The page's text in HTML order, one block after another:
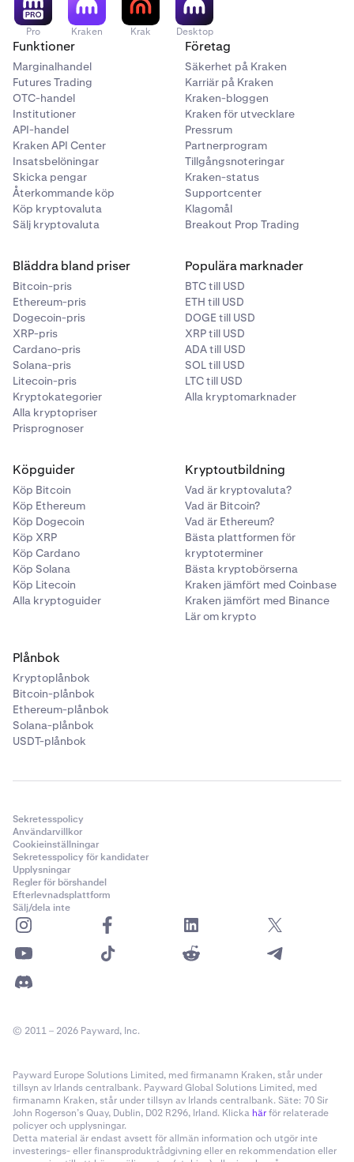
Pro Kraken Krak Desktop
Funktioner
Marginalhandel
Futures Trading
OTC-handel
Institutioner
API-handel
Kraken API Center
Insatsbelöningar
Skicka pengar
Återkommande köp
Köp kryptovaluta
Sälj kryptovaluta
Företag
Säkerhet på Kraken
Karriär på Kraken
Kraken-bloggen
Kraken för utvecklare
Pressrum
Partnerprogram
Tillgångsnoteringar
Kraken-status
Supportcenter
Klagomål
Breakout Prop Trading
Bläddra bland priser
Bitcoin-pris
Ethereum-pris
Dogecoin-pris
XRP-pris
Cardano-pris
Solana-pris
Litecoin-pris
Kryptokategorier
Alla kryptopriser
Prisprognoser
Populära marknader
BTC till USD
ETH till USD
DOGE till USD
XRP till USD
ADA till USD
SOL till USD
LTC till USD
Alla kryptomarknader
Köpguider
Köp Bitcoin
Köp Ethereum
Köp Dogecoin
Köp XRP
Köp Cardano
Köp Solana
Köp Litecoin
Alla kryptoguider
Kryptoutbildning
Vad är kryptovaluta?
Vad är Bitcoin?
Vad är Ethereum?
Bästa plattformen för
kryptoterminer
Bästa kryptobörserna
Kraken jämfört med Coinbase
Kraken jämfört med Binance
Lär om krypto
Plånbok
Kryptoplånbok
Bitcoin-plånbok
Ethereum-plånbok
Solana-plånbok
USDT-plånbok
Sekretesspolicy
Användarvillkor
Cookieinställningar
Sekretesspolicy för kandidater
Upplysningar
Regler för börshandel
Efterlevnadsplattform
Sälj/dela inte
© 2011 – 2026 Payward, Inc.
Payward Europe Solutions Limited, med firmanamn Kraken, står under
tillsyn av Irlands centralbank. Payward Global Solutions Limited, med
firmanamn Kraken, står under tillsyn av Irlands centralbank. Säte: 70 Sir
John Rogerson’s Quay, Dublin, D02 R296, Irland. Klicka härför relaterade
policyer och upplysningar.
Detta material är endast avsett för allmän information och utgör inte
investerings- eller finansproduktrådgivning eller en rekommendation eller